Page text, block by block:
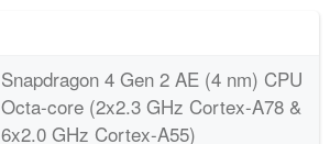
Snapdragon 4 Gen 2 AE (4 nm) CPU
Octa-core (2x2.3 GHz Cortex-A78 &
6x2.0 GHz Cortex-A55)